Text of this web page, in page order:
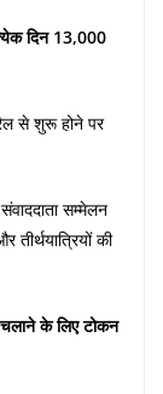
दिन 13,000
से शुरू होने पर
सम्मेलन
तीर्थयात्रियों की
के लिए टोकन